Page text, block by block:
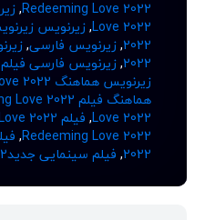
Redeeming Love 2022
,
Love 2022
,
2022
,زیرنویس فارسی,
2022
,زیرنویس فارسی فیلم Redeeming Love 2022
زیرنویس هماهنگ Redeeming Love 2022
هماهنگ فیلم Redeeming Love 2022
Love 2022
, فیلم Redeeming Love 2022
Redeeming Love 2022
,
2022
, فیلم سینمایی جدیدRedeeming Love 2022